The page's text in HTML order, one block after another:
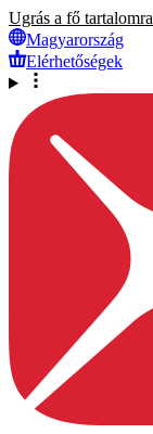
Ugrás a fő tartalomra
Magyarország
Elérhetőségek